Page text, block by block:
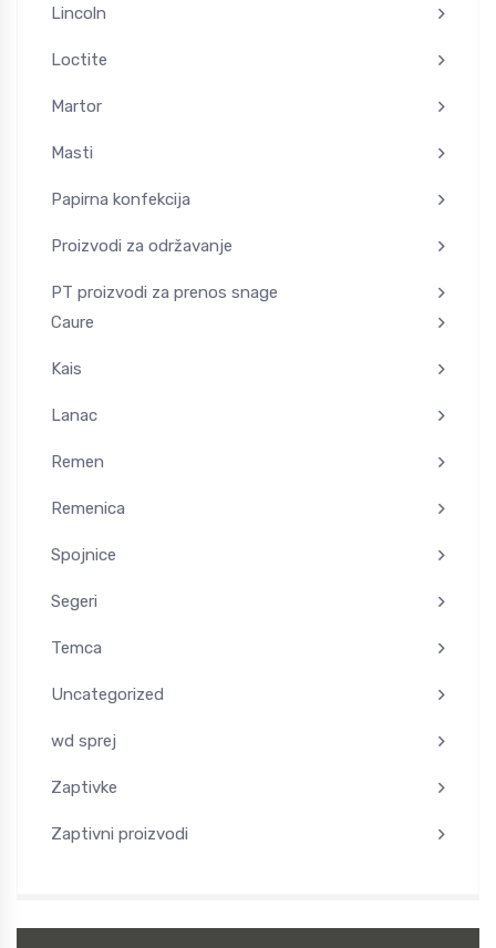
Lincoln
Loctite
Martor
Masti
Papirna konfekcija
Proizvodi za održavanje
PT proizvodi za prenos snage
Caure
Kais
Lanac
Remen
Remenica
Spojnice
Segeri
Temca
Uncategorized
wd sprej
Zaptivke
Zaptivni proizvodi